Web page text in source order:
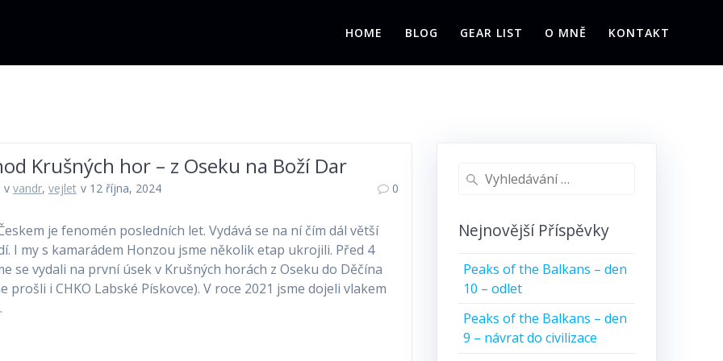
HOME BLOG GEAR LIST O MNĚ KONTAKT
Krušných hor – z Oseku na Boží Dar
v vandr, vejlet v 12 října, 2024 0
je fenomén posledních let. Vydává se na ní čím dál větší
I my s kamarádem Honzou jsme několik etap ukrojili. Před 4
se vydali na první úsek v Krušných horách z Oseku do Děčína
prošli i CHKO Labské Pískovce). V roce 2021 jsme dojeli vlakem
Vyhledat:
Nejnovější Příspěvky
Peaks of the Balkans – den
10 – odlet
Peaks of the Balkans – den
9 – návrat do civilizace